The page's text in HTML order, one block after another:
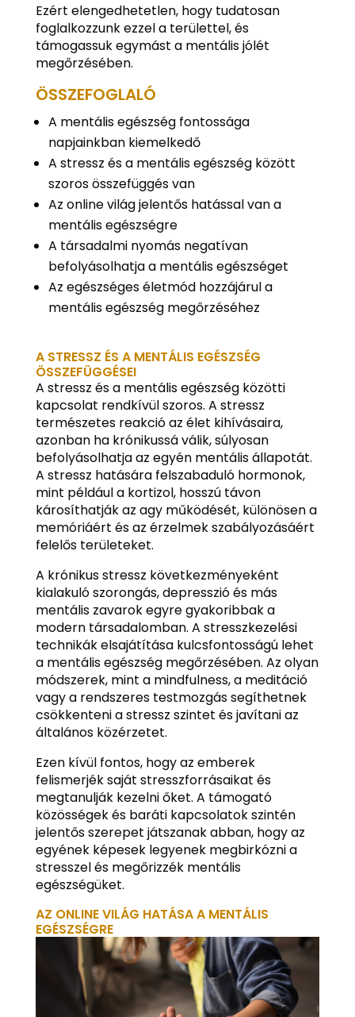
Ezért elengedhetetlen, hogy tudatosan
foglalkozzunk ezzel a területtel, és
támogassuk egymást a mentális jólét
megőrzésében.
ÖSSZEFOGLALÓ
A mentális egészség fontossága
napjainkban kiemelkedő
A stressz és a mentális egészség között
szoros összefüggés van
Az online világ jelentős hatással van a
mentális egészségre
A társadalmi nyomás negatívan
befolyásolhatja a mentális egészséget
Az egészséges életmód hozzájárul a
mentális egészség megőrzéséhez
A STRESSZ ÉS A MENTÁLIS EGÉSZSÉG
ÖSSZEFÜGGÉSEI
A stressz és a mentális egészség közötti
kapcsolat rendkívül szoros. A stressz
természetes reakció az élet kihívásaira,
azonban ha krónikussá válik, súlyosan
befolyásolhatja az egyén mentális állapotát.
A stressz hatására felszabaduló hormonok,
mint például a kortizol, hosszú távon
károsíthatják az agy működését, különösen a
memóriáért és az érzelmek szabályozásáért
felelős területeket.
A krónikus stressz következményeként
kialakuló szorongás, depresszió és más
mentális zavarok egyre gyakoribbak a
modern társadalomban. A stresszkezelési
technikák elsajátítása kulcsfontosságú lehet
a mentális egészség megőrzésében. Az olyan
módszerek, mint a mindfulness, a meditáció
vagy a rendszeres testmozgás segíthetnek
csökkenteni a stressz szintet és javítani az
általános közérzetet.
Ezen kívül fontos, hogy az emberek
felismerjék saját stresszforrásaikat és
megtanulják kezelni őket. A támogató
közösségek és baráti kapcsolatok szintén
jelentős szerepet játszanak abban, hogy az
egyének képesek legyenek megbirkózni a
stresszel és megőrizzék mentális
egészségüket.
AZ ONLINE VILÁG HATÁSA A MENTÁLIS
EGÉSZSÉGRE